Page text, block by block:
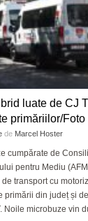
GRĂDINIŢE DIN
TIMIŞ
luate de CJ
primăriilor/Foto
de Marcel Hoster
cumpărate de
pentru Mediu
transport cu
primării din județ și
Noile microbuze vin